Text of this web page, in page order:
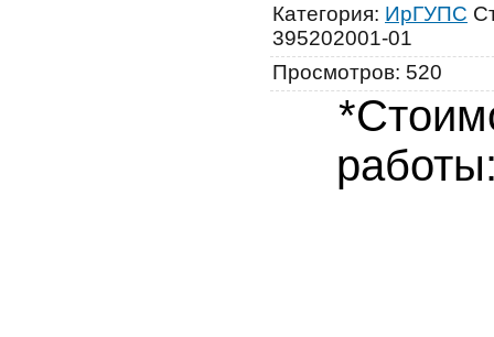
Категория: ИрГУПС
395202001-01
Просмотров: 520